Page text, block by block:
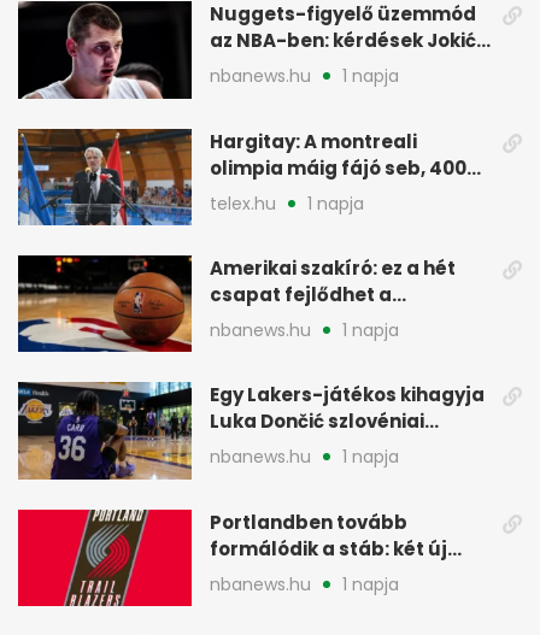
Nuggets-figyelő üzemmód
az NBA-ben: kérdések Jokić
jövőjéről
nbanews.hu 1 napja
Hargitay: A montreali
olimpia máig fájó seb, 400
vegyesen 4. lett
telex.hu 1 napja
Amerikai szakíró: ez a hét
csapat fejlődhet a
legtöbbet az NBA-ben
nbanews.hu 1 napja
Egy Lakers-játékos kihagyja
Luka Dončić szlovéniai
minicampjét
nbanews.hu 1 napja
Portlandben tovább
formálódik a stáb: két új
szakember a Blazersnél
nbanews.hu 1 napja